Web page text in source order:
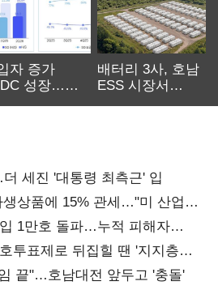
자 증가
성장…
배터리 3사, 호남
ESS 시장서
세진 '대통령 최측근' 입
상품에 15% 관세…"미 산업
1만호 돌파…누적 피해자
투표제로 뒤집힐 땐 '지지층
끝"…호남대전 앞두고 '충돌'